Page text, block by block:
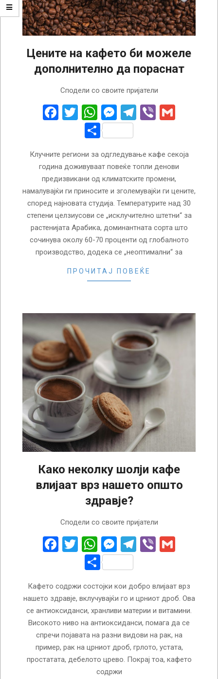
Цените на кафето би можеле
дополнително да пораснат
Сподели со своите пријатели
Facebook
Twitter
WhatsApp
Messenger
Telegram
Viber
Share
Клучните региони за одгледување кафе секоја
година доживуваат повеќе топли денови
предизвикани од климатските промени,
намалувајќи ги приносите и зголемувајќи ги цените,
според најновата студија. Температурите над 30
степени целзиусови се „исклучително штетни“ за
растенијата Арабика, доминантната сорта што
сочинува околу 60-70 проценти од глобалното
производство, додека се „неоптимални“ за
ПРОЧИТАЈ ПОВЕЌЕ
Како неколку шолји кафе
влијаат врз нашето општо
здравје?
Сподели со своите пријатели
Facebook
Twitter
WhatsApp
Messenger
Telegram
Viber
Share
Кафето содржи состојки кои добро влијаат врз
нашето здравје, вклучувајќи го и црниот дроб. Ова
се антиоксиданси, хранливи материи и витамини.
Високото ниво на антиоксиданси, помага да се
спречи појавата на разни видови на рак, на
пример, рак на црниот дроб, грлото, устата,
простатата, дебелото црево. Покрај тоа, кафето
содржи